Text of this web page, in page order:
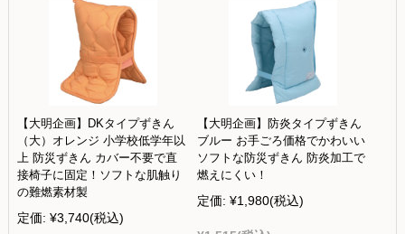
【大明企画】DKタイプずきん
（大）オレンジ 小学校低学年以
上 防災ずきん カバー不要で直
接椅子に固定！ソフトな肌触り
の難燃素材製
定価: ¥3,740(税込)
【大明企画】防炎タイプずきん
ブルー お手ごろ価格でかわいい
ソフトな防災ずきん 防炎加工で
燃えにくい！
定価: ¥1,980(税込)